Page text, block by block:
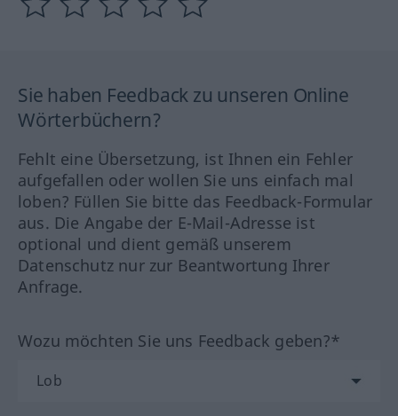
Sie haben Feedback zu unseren Online
Wörterbüchern?
Fehlt eine Übersetzung, ist Ihnen ein Fehler
aufgefallen oder wollen Sie uns einfach mal
loben? Füllen Sie bitte das Feedback-Formular
aus. Die Angabe der E-Mail-Adresse ist
optional und dient gemäß unserem
Datenschutz nur zur Beantwortung Ihrer
Anfrage.
Wozu möchten Sie uns Feedback geben?*